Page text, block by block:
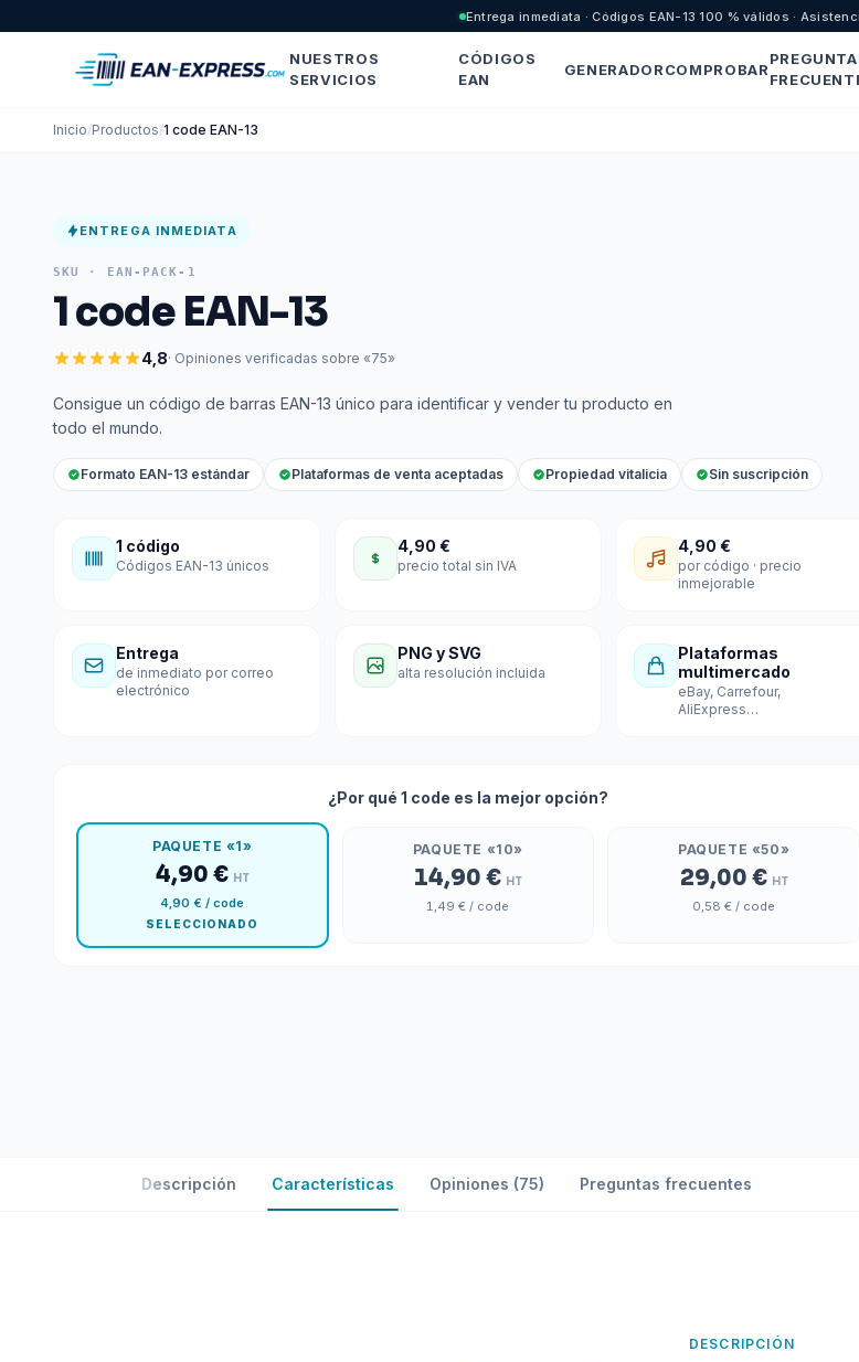
Entrega inmediata · Códigos EAN-13 100 % válidos ·
NUESTROS
SERVICIOS
CÓDIGOS
EAN
GENERADORCOMPROBAR
Inicio/Productos/1 code EAN-13
ENTREGA INMEDIATA
SKU · EAN-PACK-1
1 code EAN-13
4,8· Opiniones verificadas sobre «75»
Consigue un código de barras EAN-13 único para identificar y vender tu producto en
todo el mundo.
Formato EAN-13 estándar Plataformas de venta aceptadas Propiedad vitalicia Sin suscripción
1 código
Códigos EAN-13 únicos
4,90 €
precio total sin IVA
4,90 €
por código · precio
inmejorable
Entrega
de inmediato por correo
electrónico
PNG y SVG
alta resolución incluida
Plataformas
multimercado
eBay, Carrefour,
AliExpress…
¿Por qué 1 code es la mejor opción?
PAQUETE «1»
4,90 € HT
4,90 € / code
SELECCIONADO
PAQUETE «10»
14,90 € HT
1,49 € / code
PAQUETE «50»
29,00 € HT
0,58 € / code
Descripción Características Opiniones (75) Preguntas frecuentes
DESCRIPCIÓN